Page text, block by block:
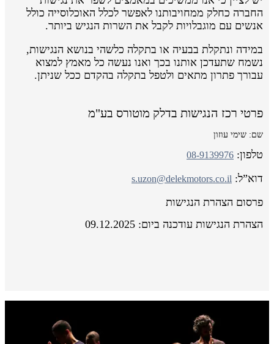
החברה כחלק ממחויבותנו לאפשר לכלל האוכלוסייה כולל
אנשים עם מוגבלויות לקבל את השרות הנגיש ביותר.
במידה ונתקלת בבעיה או בתקלה כלשהי בנושא הנגישות,
נשמח שתעדכן אותנו בכך ואנו נעשה כל מאמץ למצוא
עבורך פתרון מתאים ולטפל בתקלה בהקדם ככל שניתן.
פרטי רכז הנגישות בדלק מוטורס בע"מ
שם: שימי עוזון
טלפון: 08-9139976
דוא”ל: s.uzon@delekmotors.co.il
פרסום הצהרת הנגישות
הצהרת הנגישות עודכנה ביום: 09.12.2025